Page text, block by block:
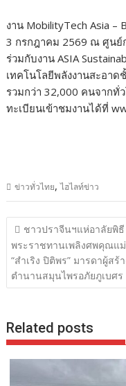
งาน MobilityTech Asia –
3 กรกฎาคม 2569 ณ ศูนย์
ร่วมกับงาน ASIA
เทคโนโลยีพลังงานสะอา
รวมกว่า 32,000 คนจากทั่
ทะเบียนเข้าชมงานได้ที่
ข่าวทั่วไทย,ไฮไลท์ข่าว
แนะแนว
เรื่อง
ชาวปราจีนฯแห่อาลัยพิธี
พระราชทานเพลิงศพคุณแม่
“สำเริง ปิติพร” มารดาผู้สร้
ตำนานสมุนไพรอภัยภูเบศร
Related posts